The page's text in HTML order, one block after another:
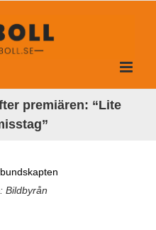
premiären: “Lite
Bildbyrån